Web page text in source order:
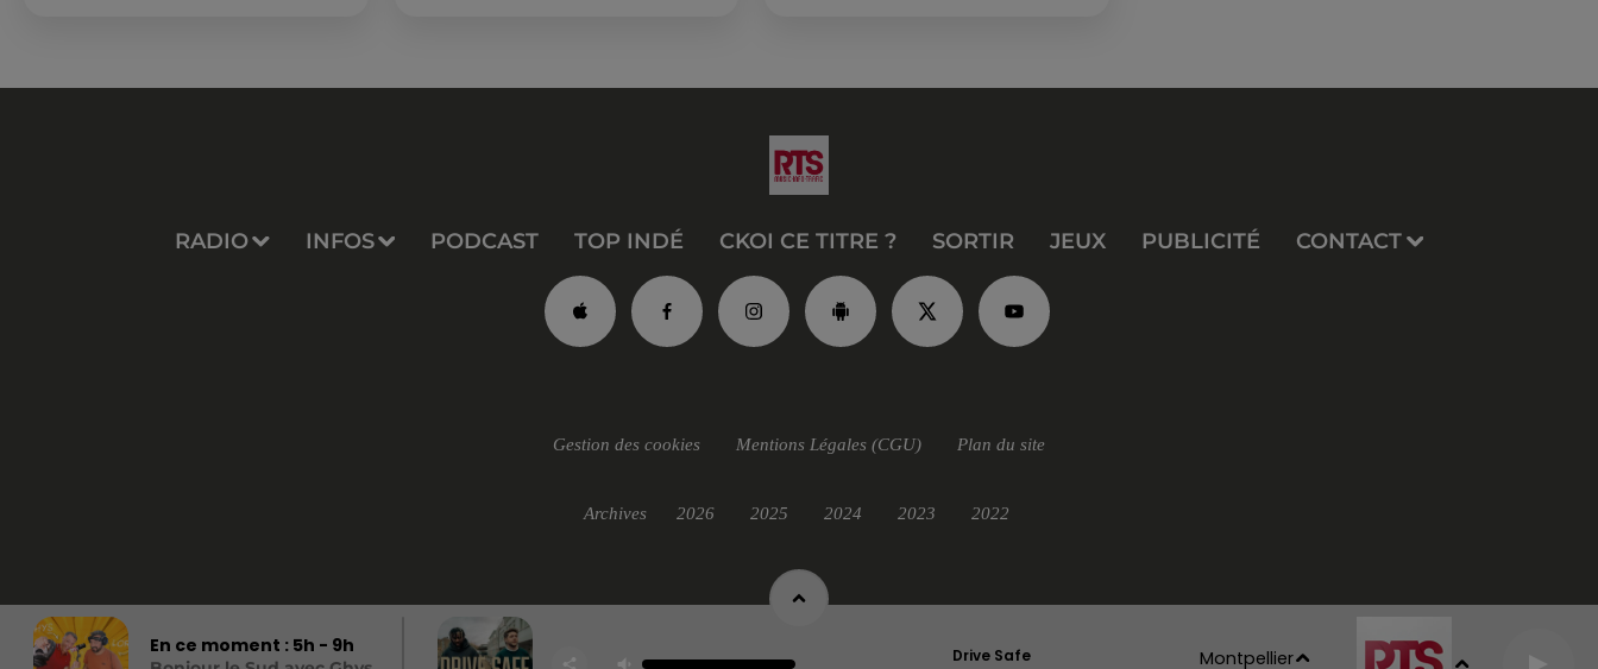
RADIO INFOS PODCAST TOP INDÉ CKOI CE TITRE ? SORTIR JEUX PUBLICITÉ CONTACT
En ce moment : 5h - 9h Drive Safe Montpellier
Gestion des cookies Mentions Légales (CGU) Plan du site
Archives 2026 2025 2024 2023 2022